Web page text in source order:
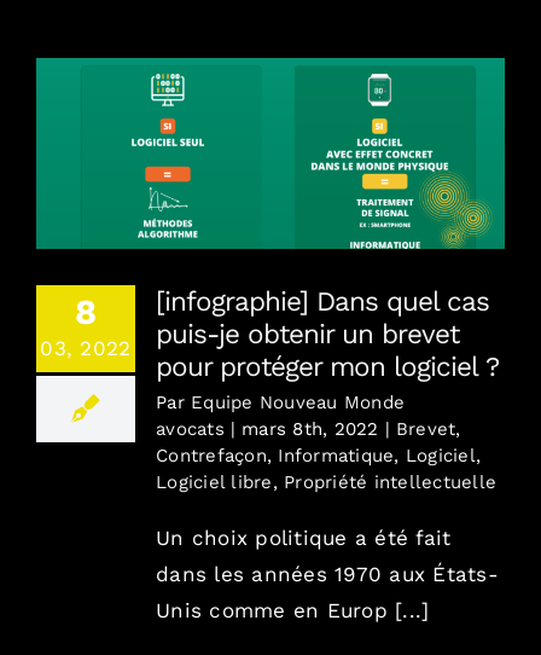
[infographie] Dans quel cas puis-je obtenir un
brevet pour protéger mon logiciel ?
8
03, 2022
[infographie] Dans quel cas
puis-je obtenir un brevet
pour protéger mon logiciel ?
Par Equipe Nouveau Monde
avocats | mars 8th, 2022 | Brevet,
Contrefaçon, Informatique, Logiciel,
Logiciel libre, Propriété intellectuelle
Un choix politique a été fait
dans les années 1970 aux États-
Unis comme en Europ [...]